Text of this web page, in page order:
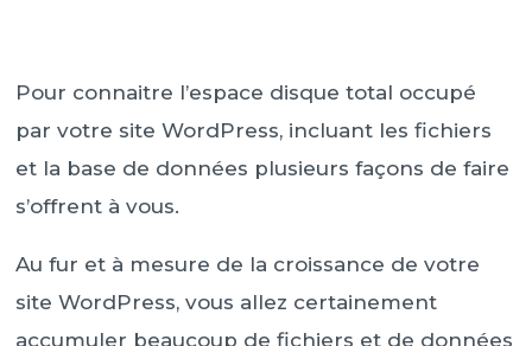
Pour connaitre l’espace disque total occupé
par votre site WordPress, incluant les fichiers
et la base de données plusieurs façons de faire
s’offrent à vous.
Au fur et à mesure de la croissance de votre
site WordPress, vous allez certainement
accumuler beaucoup de fichiers et de données